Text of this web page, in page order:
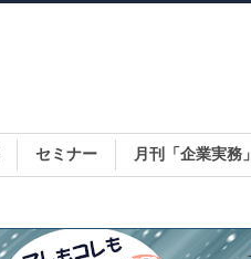
セミナー 月刊「企業実務」